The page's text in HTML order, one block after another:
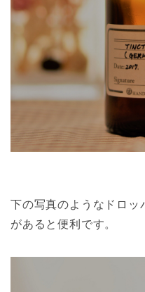
下の写真のようなドロッ
があると便利です。